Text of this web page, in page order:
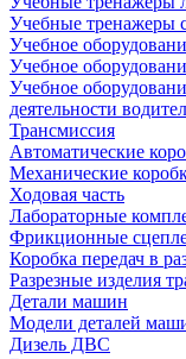
Учебные тренажеры
Учебное
Учебное
Учебное
деятельности
Трансмиссия
Автоматические
Механические
Ходовая часть
Лабораторные
Фрикционные
Коробка передач в
Разрезные изделия
Детали машин
Модели деталей
Дизель ДВС